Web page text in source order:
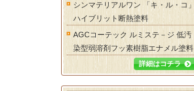
シンマテリアルワン 「キ・ル・コ」
ハイブリット断熱塗料
AGCコーテック ルミステ－ジ 低汚
染型弱溶剤フッ素樹脂エナメル塗料
詳細はコチラ